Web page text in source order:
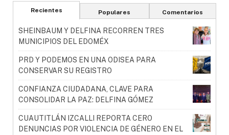
Recientes Populares Comentarios
SHEINBAUM Y DELFINA RECORREN TRES
MUNICIPIOS DEL EDOMÉX
PRD Y PODEMOS EN UNA ODISEA PARA
CONSERVAR SU REGISTRO
CONFIANZA CIUDADANA, CLAVE PARA
CONSOLIDAR LA PAZ: DELFINA GÓMEZ
CUAUTITLÁN IZCALLI REPORTA CERO
DENUNCIAS POR VIOLENCIA DE GÉNERO EN EL